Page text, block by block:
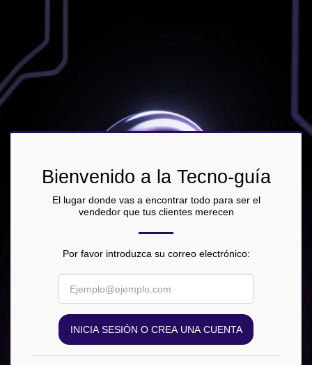
Bienvenido a la Tecno-guía
El lugar donde vas a encontrar todo para ser el
vendedor que tus clientes merecen
Por favor introduzca su correo electrónico:
INICIA SESIÓN O CREA UNA CUENTA